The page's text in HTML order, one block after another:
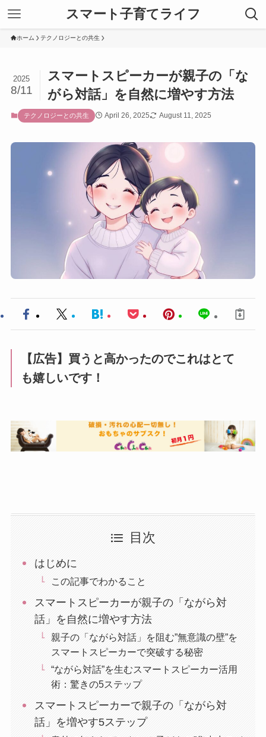
スマート子育てライフ
ホーム テクノロジーとの共生
スマートスピーカーが親子の「な
がら対話」を自然に増やす方法
2025
8/11
テクノロジーとの共生 April 26, 2025 August 11, 2025
【広告】買うと高かったのでこれはとて
も嬉しいです！
目次
はじめに
この記事でわかること
スマートスピーカーが親子の「ながら対
話」を自然に増やす方法
親子の「ながら対話」を阻む”無意識の壁”を
スマートスピーカーで突破する秘密
“ながら対話”を生むスマートスピーカー活用
術：驚きの5ステップ
スマートスピーカーで親子の「ながら対
話」を増やす5ステップ